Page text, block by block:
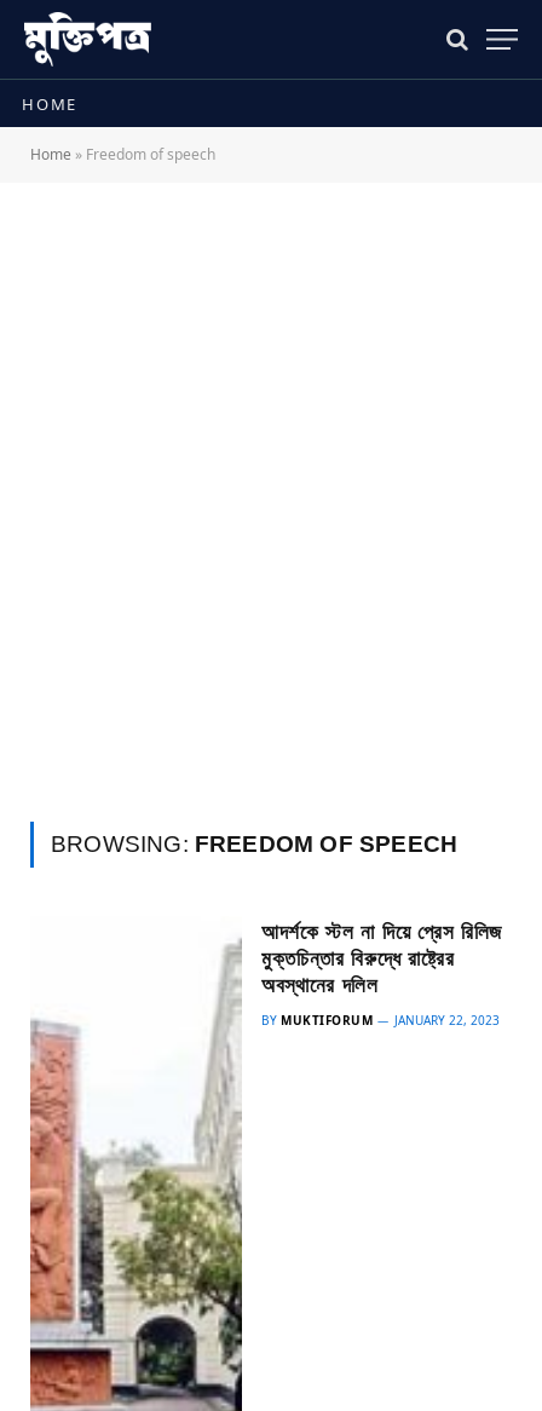
HOME
Home » Freedom of speech
BROWSING: FREEDOM OF SPEECH
আদর্শকে স্টল না দিয়ে প্রেস রিলিজ
মুক্তচিন্তার বিরুদ্ধে রাষ্ট্রের
অবস্থানের দলিল
BY MUKTIFORUM JANUARY 22, 2023